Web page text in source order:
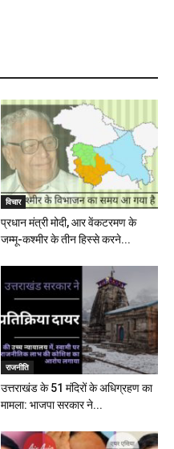
विचार
प्रधान मंत्री मोदी, आर वेंकटरमण के
जम्मू-कश्मीर के तीन हिस्से करने...
राजनीति
उत्तराखंड के 51 मंदिरों के अधिग्रहण का
मामला: भाजपा सरकार ने...